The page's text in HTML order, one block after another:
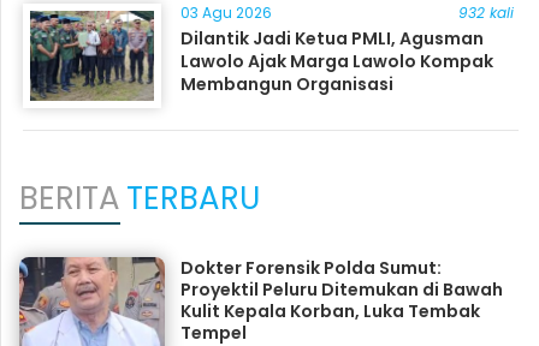
03 Agu 2026 932 kali
Dilantik Jadi Ketua PMLI, Agusman
Lawolo Ajak Marga Lawolo Kompak
Membangun Organisasi
BERITATERBARU
Dokter Forensik Polda Sumut:
Proyektil Peluru Ditemukan di Bawah
Kulit Kepala Korban, Luka Tembak
Tempel